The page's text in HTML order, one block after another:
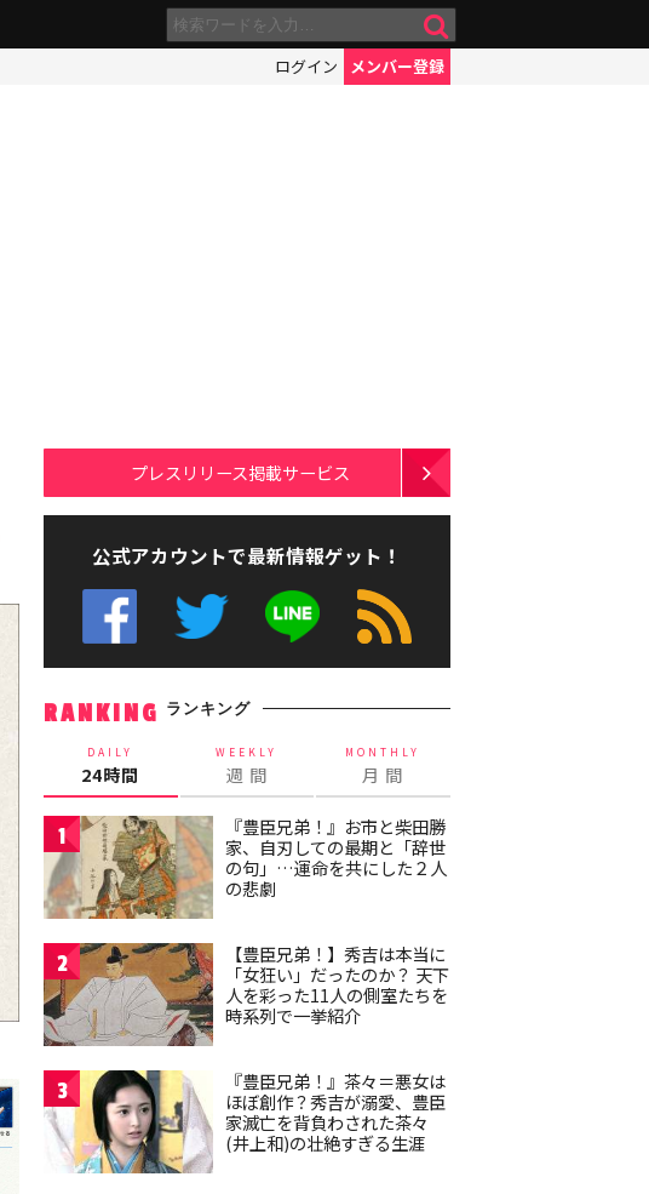
ログイン メンバー登録
プレスリリース掲載サービス
公式アカウントで最新情報ゲット！
RANKING ランキング
DAILY
24時間
WEEKLY
週 間
MONTHLY
月 間
1
『豊臣兄弟！』お市と柴田勝
家、自刃しての最期と「辞世
の句」…運命を共にした２人
の悲劇
2
【豊臣兄弟！】秀吉は本当に
「女狂い」だったのか？ 天下
人を彩った11人の側室たちを
時系列で一挙紹介
3
『豊臣兄弟！』茶々＝悪女は
ほぼ創作？秀吉が溺愛、豊臣
家滅亡を背負わされた茶々
(井上和)の壮絶すぎる生涯